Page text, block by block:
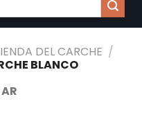
DEL CARCHE /
BLANCO